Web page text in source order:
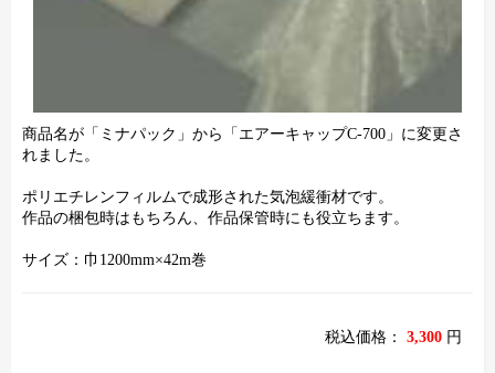
商品名が「ミナパック」から「エアーキャップC-700」に変更さ
れました。
ポリエチレンフィルムで成形された気泡緩衝材です。
作品の梱包時はもちろん、作品保管時にも役立ちます。
サイズ：巾1200mm×42m巻
税込価格： 3,300 円